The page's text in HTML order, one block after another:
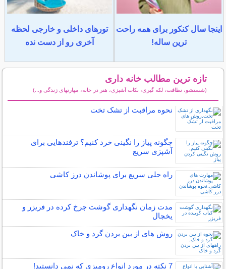
اینجا سال کنکور برای همه راحت
ترین ساله!
تورهای داخلی و خارجی لحظه
آخری رو از دست نده
تازه ترین مطالب خانه داری
(شستشو، نظافت، لکه گیری، نکات آشپزی، هنر در خانه، مهارتهای زندگی و...)
نحوه مراقبت از تشک تخت
چگونه پیاز را نگینی خرد کنیم؟ ترفندهایی برای
آشپزی سریع
راه حلی سریع برای پوشاندن درز کاشی
مدت زمان نگهداری گوشت چرخ کرده در فریزر و
یخچال
روش های از بين بردن گرد و خاک
7 نکته در مورد انواع رومیزی که نمی دانستید!